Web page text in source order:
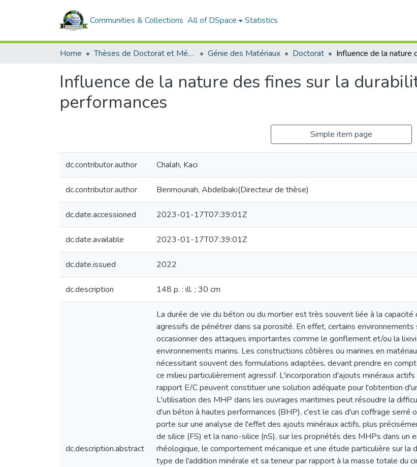
Communities & Collections All of DSpace Statistics
Home Thèses de Doctorat et Mémoires de Magister Génie des Matériaux Doctorat
Influence de la nature des fines sur la
performances
Simple item page
dc.contributor.author Chalah, Kaci
dc.contributor.author Benmounah, Abdelbaki(Directeur de thèse)
dc.date.accessioned 2023-01-17T07:39:01Z
dc.date.available 2023-01-17T07:39:01Z
dc.date.issued 2022
dc.description 148 p. : ill. ; 30 cm
dc.description.abstract
La durée de vie du béton ou du mortier est très souvent liée à la
agressifs de pénétrer dans sa porosité. En effet, certains
occasionner des attaques importantes comme le gonflement et/ou la
environnements marins. Les constructions côtières ou marines en
nécessitant souvent des formulations adaptées, devant prendre en
ce milieu particulièrement agressif. L'incorporation d'ajouts minéraux
rapport E/C peuvent constituer une solution adéquate pour l'obtention
L'utilisation des MHP dans les ouvrages maritimes peut résoudre la
d'un béton à hautes performances (BHP), c'est le cas d'un coffrage serré
porte sur une analyse de l'effet des ajouts minéraux actifs, plus
de silice (FS) et la nano-silice (nS), sur les propriétés des MHPs dans un
rhéologique, le comportement mécanique et une étude particulière sur la
type de l'addition minérale et sa teneur par rapport à la masse totale du